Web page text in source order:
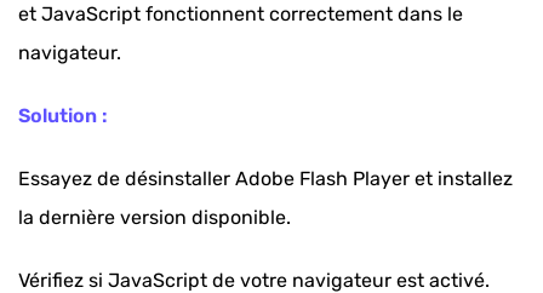
et JavaScript fonctionnent correctement dans le
navigateur.
Solution :
Essayez de désinstaller Adobe Flash Player et installez
la dernière version disponible.
Vérifiez si JavaScript de votre navigateur est activé.